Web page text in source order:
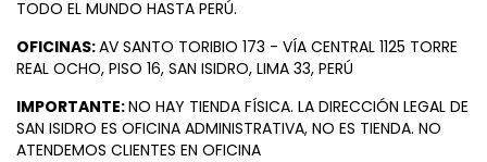
TODO EL MUNDO HASTA PERÚ.
OFICINAS:AV SANTO TORIBIO 173 - VÍA CENTRAL 1125 TORRE
REAL OCHO, PISO 16, SAN ISIDRO, LIMA 33, PERÚ
IMPORTANTE:NO HAY TIENDA FÍSICA. LA DIRECCIÓN LEGAL DE
SAN ISIDRO ES OFICINA ADMINISTRATIVA, NO ES TIENDA. NO
ATENDEMOS CLIENTES EN OFICINA